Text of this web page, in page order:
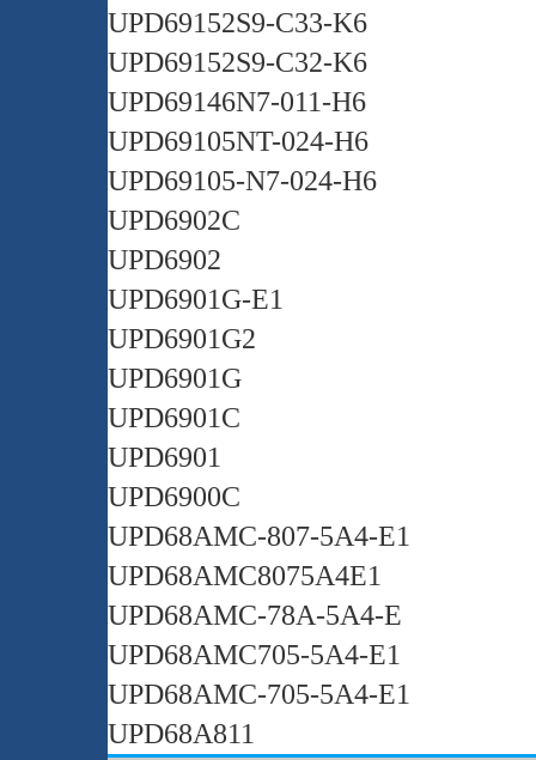
UPD69152S9-C33-K6
UPD69152S9-C32-K6
UPD69146N7-011-H6
UPD69105NT-024-H6
UPD69105-N7-024-H6
UPD6902C
UPD6902
UPD6901G-E1
UPD6901G2
UPD6901G
UPD6901C
UPD6901
UPD6900C
UPD68AMC-807-5A4-E1
UPD68AMC8075A4E1
UPD68AMC-78A-5A4-E
UPD68AMC705-5A4-E1
UPD68AMC-705-5A4-E1
UPD68A811